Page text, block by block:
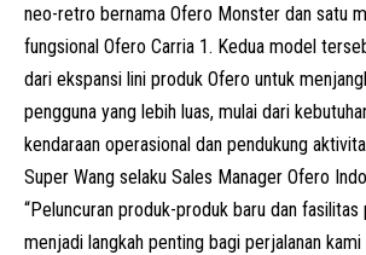
neo-retro bernama Ofero Monster dan satu
fungsional Ofero Carria 1. Kedua model
dari ekspansi lini produk Ofero untuk
pengguna yang lebih luas, mulai dari
kendaraan operasional dan pendukung
Super Wang selaku Sales Manager Ofero
“Peluncuran produk-produk baru dan
menjadi langkah penting bagi perjalanan